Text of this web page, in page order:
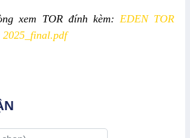
xem TOR đính kèm: EDEN TOR